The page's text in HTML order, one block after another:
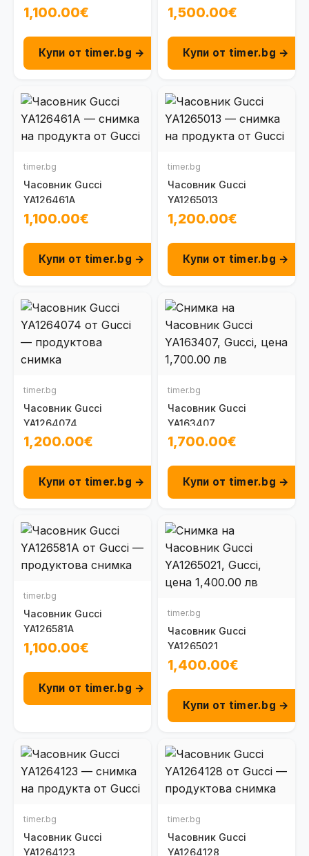
1,100.00€
Купи от timer.bg →
1,500.00€
Купи от timer.bg →
timer.bg
Часовник Gucci
YA126461A
1,100.00€
Купи от timer.bg →
timer.bg
Часовник Gucci
YA1265013
1,200.00€
Купи от timer.bg →
timer.bg
Часовник Gucci
YA1264074
1,200.00€
Купи от timer.bg →
timer.bg
Часовник Gucci
YA163407
1,700.00€
Купи от timer.bg →
timer.bg
Часовник Gucci
YA126581A
1,100.00€
Купи от timer.bg →
timer.bg
Часовник Gucci
YA1265021
1,400.00€
Купи от timer.bg →
timer.bg
Часовник Gucci
YA1264123
timer.bg
Часовник Gucci
YA1264128